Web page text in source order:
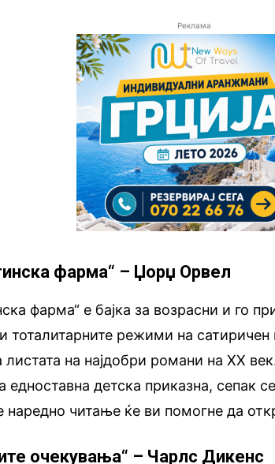
Реклама
фарма“ – Џорџ Орвел
фарма“ е бајка за возрасни и го
и тоталитарните режими на
листата на најдобри романи на ХХ
едноставна детска приказна, сепак
наредно читање ќе ви помогне да
очекувања“ – Чарлс Дикенс